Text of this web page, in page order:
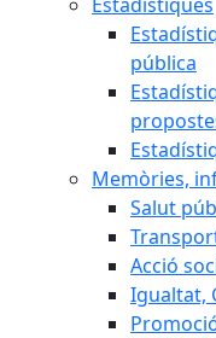
pública
Memòries,
Salut
Acció
Igualtat,